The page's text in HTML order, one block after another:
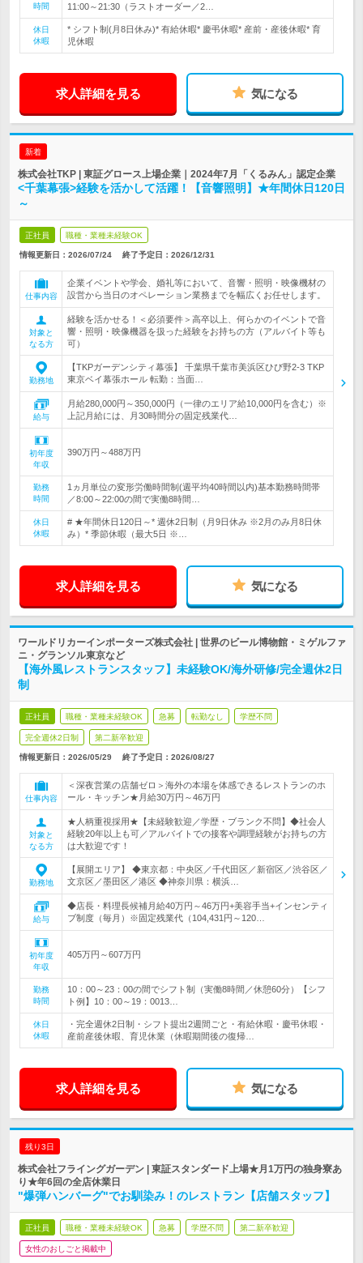
時間
11:00～21:30（ラストオーダー／2…
休日
休暇
* シフト制(月8日休み)* 有給休暇* 慶弔休暇* 産前・産後休暇* 育
児休暇
求人詳細を見る 気になる
新着
株式会社TKP | 東証グロース上場企業｜2024年7月「くるみん」認定企業
<千葉幕張>経験を活かして活躍！【音響照明】★年間休日120日
～
正社員 職種・業種未経験OK
情報更新日：2026/07/24 終了予定日： 2026/12/31
仕事内容
企業イベントや学会、婚礼等において、音響・照明・映像機材の
設営から当日のオペレーション業務までを幅広くお任せします。
対象と
なる方
経験を活かせる！＜必須要件＞高卒以上、何らかのイベントで音
響・照明・映像機器を扱った経験をお持ちの方（アルバイト等も
可）
勤務地
【TKPガーデンシティ幕張】 千葉県千葉市美浜区ひび野2-3 TKP
東京ベイ幕張ホール 転勤：当面…
給与
月給280,000円～350,000円（一律のエリア給10,000円を含む）※
上記月給には、月30時間分の固定残業代…
初年度
年収
390万円～488万円
勤務
時間
1ヵ月単位の変形労働時間制(週平均40時間以内)基本勤務時間帯
／8:00～22:00の間で実働8時間…
休日
休暇
# ★年間休日120日～* 週休2日制（月9日休み ※2月のみ月8日休
み）* 季節休暇（最大5日 ※…
求人詳細を見る 気になる
ワールドリカーインポーターズ株式会社 | 世界のビール博物館・ミゲルファ
ニ・グランソル東京など
【海外風レストランスタッフ】未経験OK/海外研修/完全週休2日
制
正社員 職種・業種未経験OK 急募 転勤なし 学歴不問
完全週休2日制 第二新卒歓迎
情報更新日：2026/05/29 終了予定日： 2026/08/27
仕事内容
＜深夜営業の店舗ゼロ＞海外の本場を体感できるレストランのホ
ール・キッチン★月給30万円～46万円
対象と
なる方
★人柄重視採用★【未経験歓迎／学歴・ブランク不問】◆社会人
経験20年以上も可／アルバイトでの接客や調理経験がお持ちの方
は大歓迎です！
勤務地
【展開エリア】 ◆東京都：中央区／千代田区／新宿区／渋谷区／
文京区／墨田区／港区 ◆神奈川県：横浜…
給与
◆店長・料理長候補月給40万円～46万円+美容手当+インセンティ
ブ制度（毎月）※固定残業代（104,431円～120…
初年度
年収
405万円～607万円
勤務
時間
10：00～23：00の間でシフト制（実働8時間／休憩60分）【シフ
ト例】10：00～19：0013…
休日
休暇
・完全週休2日制・シフト提出2週間ごと・有給休暇・慶弔休暇・
産前産後休暇、育児休業（休暇期間後の復帰…
求人詳細を見る 気になる
残り3日
株式会社フライングガーデン | 東証スタンダード上場★月1万円の独身寮あ
り★年6回の全店休業日
"爆弾ハンバーグ"でお馴染み！のレストラン【店舗スタッフ】
正社員 職種・業種未経験OK 急募 学歴不問 第二新卒歓迎
女性のおしごと掲載中